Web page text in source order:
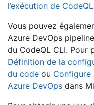
l’exécution de CodeQL
Vous pouvez
Azure DevOps
du CodeQL CLI. Pour
Définition de la
du code ou Configure
Azure DevOps dans